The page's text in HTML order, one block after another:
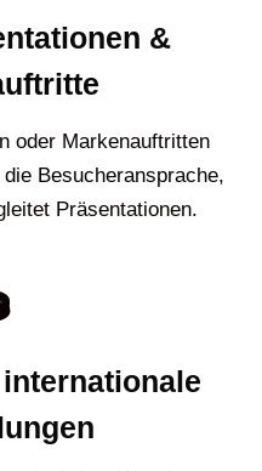
&
oder Markenauftritten
Besucheransprache,
Präsentationen.